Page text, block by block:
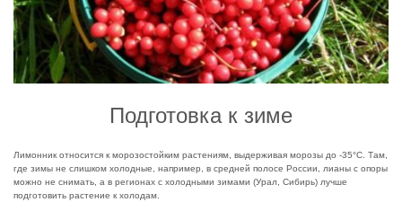
Подготовка к зиме
Лимонник относится к морозостойким растениям, выдерживая морозы до -35°С. Там,
где зимы не слишком холодные, например, в средней полосе России, лианы с опоры
можно не снимать, а в регионах с холодными зимами (Урал, Сибирь) лучше
подготовить растение к холодам.